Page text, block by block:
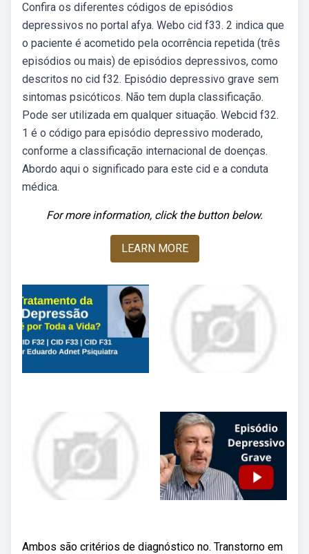
Confira os diferentes códigos de episódios
depressivos no portal afya. Webo cid f33. 2 indica que
o paciente é acometido pela ocorrência repetida (três
episódios ou mais) de episódios depressivos, como
descritos no cid f32. Episódio depressivo grave sem
sintomas psicóticos. Não tem dupla classificação.
Pode ser utilizada em qualquer situação. Webcid f32.
1 é o código para episódio depressivo moderado,
conforme a classificação internacional de doenças.
Abordo aqui o significado para este cid e a conduta
médica.
For more information, click the button below.
LEARN MORE
Ambos são critérios de diagnóstico no. Transtorno em